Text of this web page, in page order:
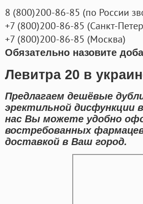
8 (800)200-86-85 (по России
+7 (800)200-86-85 (Санкт-
+7 (800)200-86-85 (Москва)
Обязательно назовите
Левитра 20 в
Предлагаем дешёвые
эректильной дисфункции
нас Вы можете удобно
востребованных
доставкой в Ваш город.